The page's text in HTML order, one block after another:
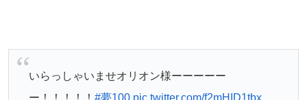
いらっしゃいませオリオン様ーーーーー
ー！！！！！ #夢100 pic.twitter.com/f2mHID1tbx